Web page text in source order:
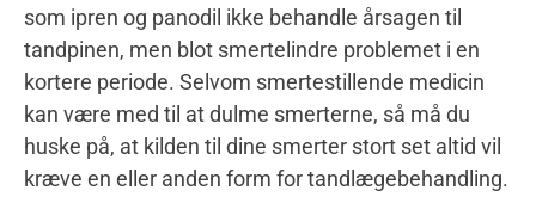
som ipren og panodil ikke behandle årsagen til
tandpinen, men blot smertelindre problemet i en
kortere periode. Selvom smertestillende medicin
kan være med til at dulme smerterne, så må du
huske på, at kilden til dine smerter stort set altid vil
kræve en eller anden form for tandlægebehandling.